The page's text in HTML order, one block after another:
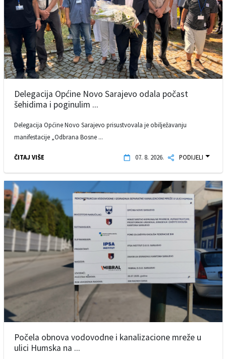
Delegacija Općine Novo Sarajevo odala počast
šehidima i poginulim ...
Delegacija Općine Novo Sarajevo prisustvovala je obilježavanju
manifestacije „Odbrana Bosne ...
ČITAJ VIŠE 07. 8. 2026. PODIJELI
Počela obnova vodovodne i kanalizacione mreže u
ulici Humska na ...